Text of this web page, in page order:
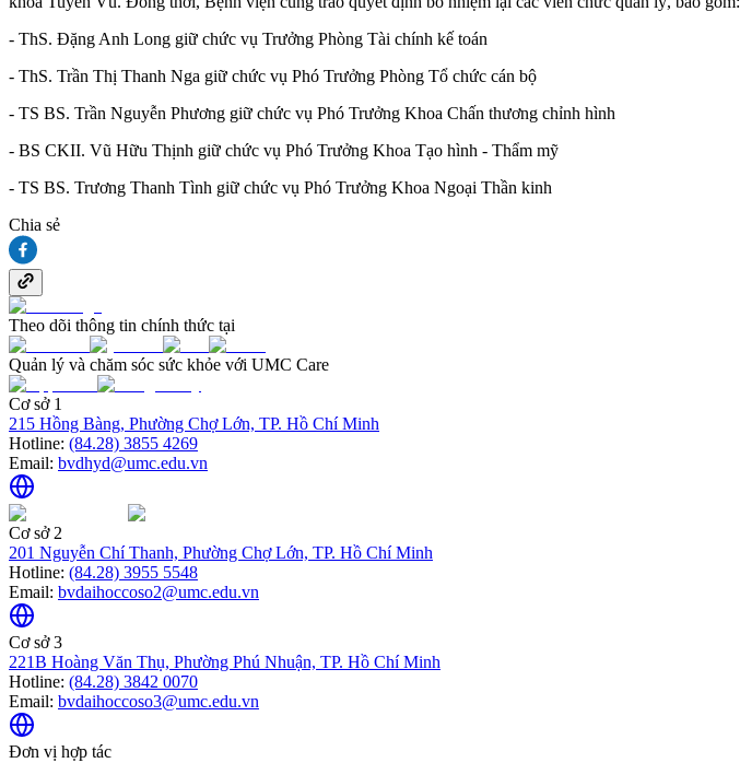
- ThS. Đặng Anh Long giữ chức vụ Trưởng Phòng Tài chính kế toán
- ThS. Trần Thị Thanh Nga giữ chức vụ Phó Trưởng Phòng Tổ chức cán bộ
- TS BS. Trần Nguyễn Phương giữ chức vụ Phó Trưởng Khoa Chấn thương chỉnh hình
- BS CKII. Vũ Hữu Thịnh giữ chức vụ Phó Trưởng Khoa Tạo hình - Thẩm mỹ
- TS BS. Trương Thanh Tình giữ chức vụ Phó Trưởng Khoa Ngoại Thần kinh
Chia sẻ
Theo dõi thông tin chính thức tại
Quản lý và chăm sóc sức khỏe với UMC Care
Cơ sở 1
215 Hồng Bàng, Phường Chợ Lớn, TP. Hồ Chí Minh
Hotline: (84.28) 3855 4269
Email: bvdhyd@umc.edu.vn
Cơ sở 2
201 Nguyễn Chí Thanh, Phường Chợ Lớn, TP. Hồ Chí Minh
Hotline: (84.28) 3955 5548
Email: bvdaihoccoso2@umc.edu.vn
Cơ sở 3
221B Hoàng Văn Thụ, Phường Phú Nhuận, TP. Hồ Chí Minh
Hotline: (84.28) 3842 0070
Email: bvdaihoccoso3@umc.edu.vn
Đơn vị hợp tác